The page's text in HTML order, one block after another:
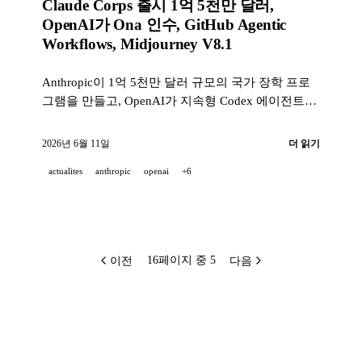
Claude Corps 출시 1억 5천만 달러,
OpenAI가 Ona 인수, GitHub Agentic
Workflows, Midjourney V8.1
Anthropic이 1억 5천만 달러 규모의 국가 장학 프로
그램을 만들고, OpenAI가 지속형 Codex 에이전트를
를 공개 프리뷰로 전환하고, Midjourney V8.1이 기본
2026년 6월 11일 더 읽기
actualites anthropic openai +6
이전 16페이지 중 5 다음